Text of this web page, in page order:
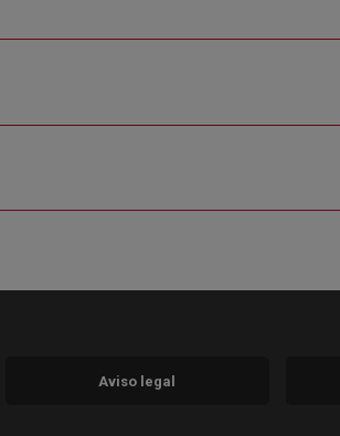
nueva)
en ventana nueva)
en ventana nueva)
Aviso legal